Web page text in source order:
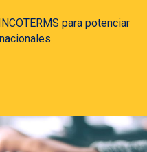
para potenciar